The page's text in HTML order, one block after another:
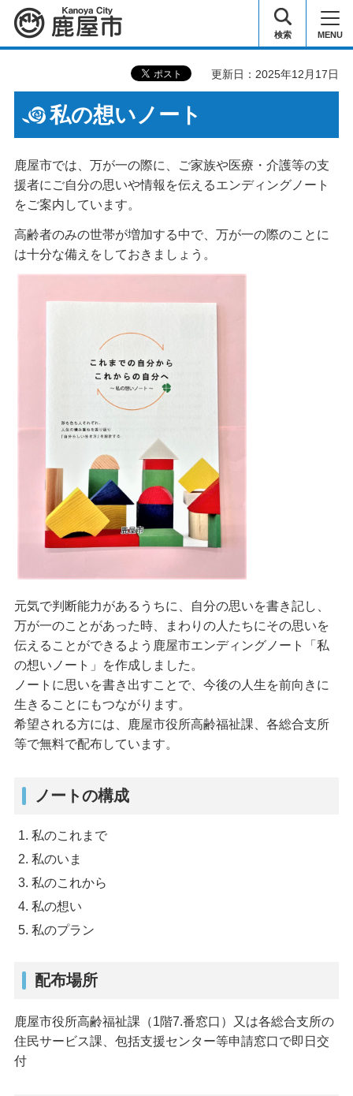
鹿屋市 検索 MENU
更新日：2025年12月17日
私の想いノート
鹿屋市では、万が一の際に、ご家族や医療・介護等の支
援者にご自分の思いや情報を伝えるエンディングノート
をご案内しています。
高齢者のみの世帯が増加する中で、万が一の際のことに
は十分な備えをしておきましょう。
元気で判断能力があるうちに、自分の思いを書き記し、
万が一のことがあった時、まわりの人たちにその思いを
伝えることができるよう鹿屋市エンディングノート「私
の想いノート」を作成しました。
ノートに思いを書き出すことで、今後の人生を前向きに
生きることにもつながります。
希望される方には、鹿屋市役所高齢福祉課、各総合支所
等で無料で配布しています。
ノートの構成
私のこれまで
私のいま
私のこれから
私の想い
私のプラン
配布場所
鹿屋市役所高齢福祉課（1階7.番窓口）又は各総合支所の
住民サービス課、包括支援センター等申請窓口で即日交
付